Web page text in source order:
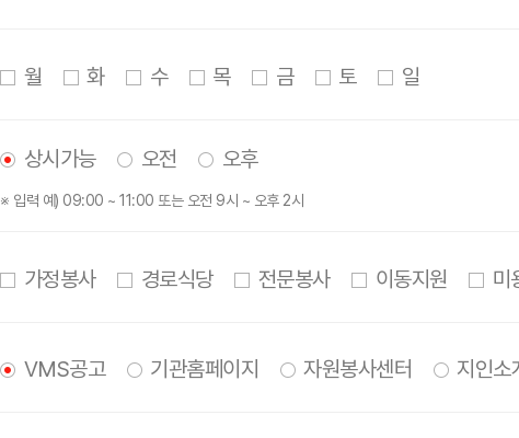
월 화 수 목 금 토 일
상시가능 오전 오후
※ 입력 예) 09:00 ~ 11:00 또는 오전 9시 ~ 오후 2시
가정봉사 경로식당 전문봉사 이동지원 미
VMS공고 기관홈페이지 자원봉사센터 지인소